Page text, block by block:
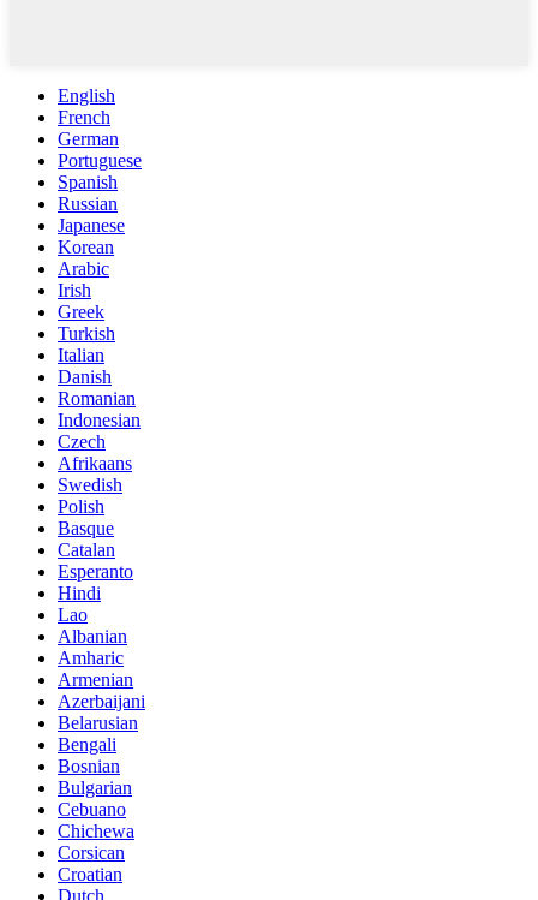
English
French
German
Portuguese
Spanish
Russian
Japanese
Korean
Arabic
Irish
Greek
Turkish
Italian
Danish
Romanian
Indonesian
Czech
Afrikaans
Swedish
Polish
Basque
Catalan
Esperanto
Hindi
Lao
Albanian
Amharic
Armenian
Azerbaijani
Belarusian
Bengali
Bosnian
Bulgarian
Cebuano
Chichewa
Corsican
Croatian
Dutch